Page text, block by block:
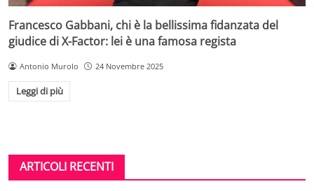
Francesco Gabbani, chi è la bellissima fidanzata del
giudice di X-Factor: lei è una famosa regista
Antonio Murolo 24 Novembre 2025
Leggi di più
ARTICOLI RECENTI